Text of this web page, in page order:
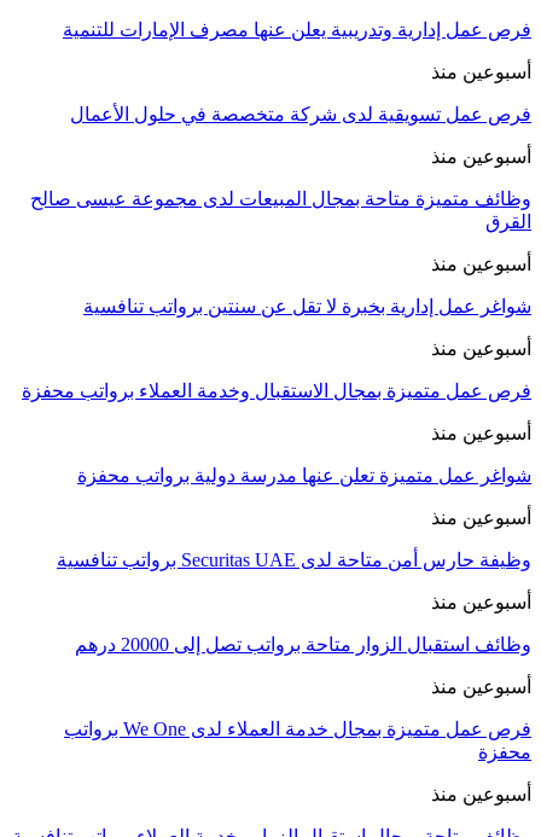
فرص عمل إدارية وتدريبية يعلن عنها مصرف الإمارات للتنمية
أسبوعين منذ
فرص عمل تسويقية لدى شركة متخصصة في حلول الأعمال
أسبوعين منذ
وظائف متميزة متاحة بمجال المبيعات لدى مجموعة عيسى صالح
القرق
أسبوعين منذ
شواغر عمل إدارية بخبرة لا تقل عن سنتين برواتب تنافسية
أسبوعين منذ
فرص عمل متميزة بمجال الاستقبال وخدمة العملاء برواتب محفزة
أسبوعين منذ
شواغر عمل متميزة تعلن عنها مدرسة دولية برواتب محفزة
أسبوعين منذ
وظيفة حارس أمن متاحة لدى Securitas UAE برواتب تنافسية
أسبوعين منذ
وظائف استقبال الزوار متاحة برواتب تصل إلى 20000 درهم
أسبوعين منذ
فرص عمل متميزة بمجال خدمة العملاء لدى We One برواتب
محفزة
أسبوعين منذ